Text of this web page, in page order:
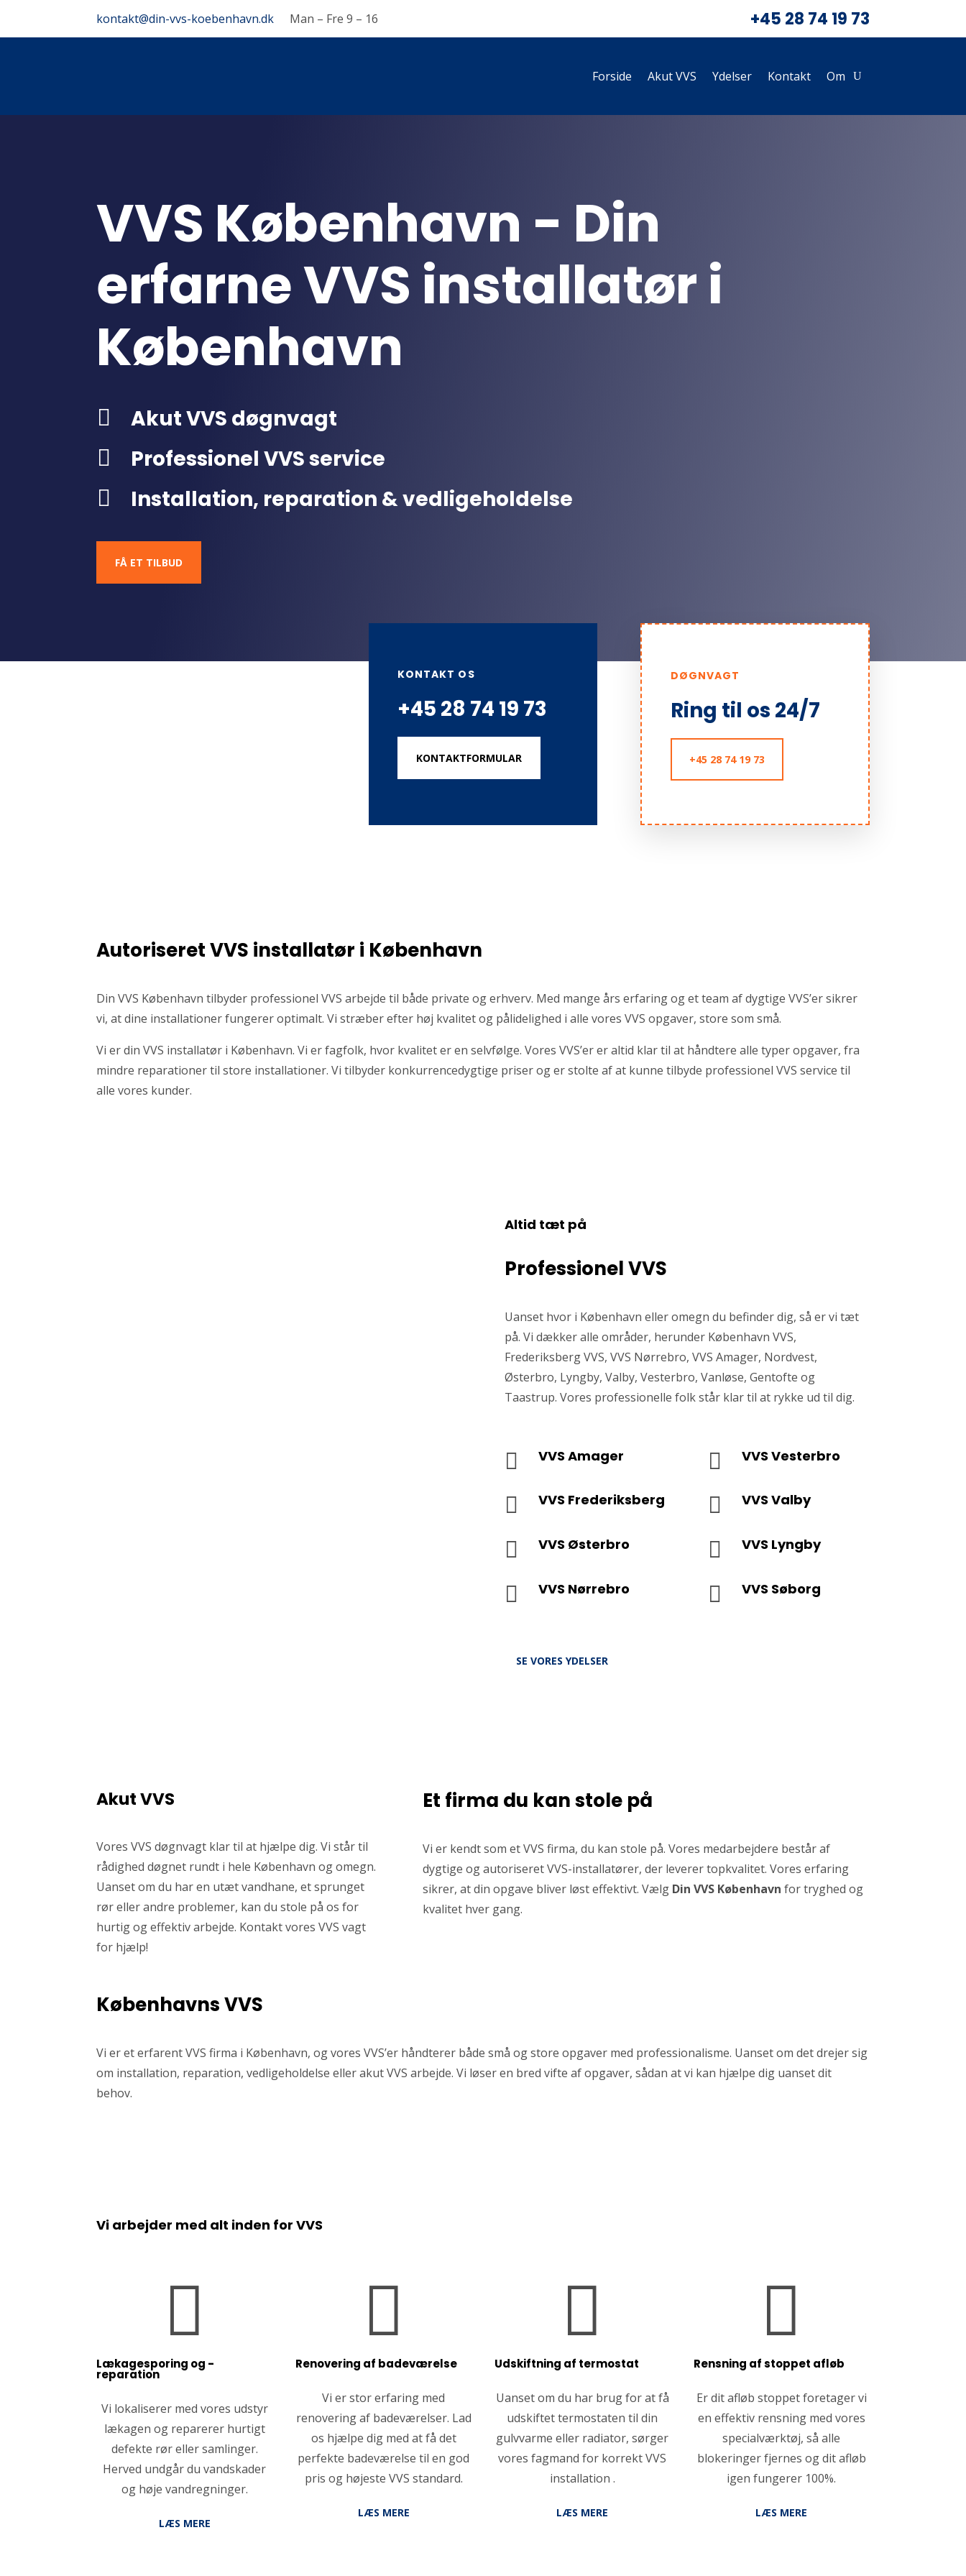
kontakt@din-vvs-koebenhavn.dk Man – Fre 9 – 16 +45 28 74 19 73
Forside Akut VVS Ydelser Kontakt Om
VVS København - Din
erfarne VVS installatør i
København
 Akut VVS døgnvagt
 Professionel VVS service
 Installation, reparation & vedligeholdelse
FÅ ET TILBUD
KONTAKT OS
+45 28 74 19 73
KONTAKTFORMULAR
DØGNVAGT
Ring til os 24/7
+45 28 74 19 73
Autoriseret VVS installatør i København
Din VVS København tilbyder professionel VVS arbejde til både private og erhverv. Med mange års erfaring og et team af dygtige VVS’er sikrer
vi, at dine installationer fungerer optimalt. Vi stræber efter høj kvalitet og pålidelighed i alle vores VVS opgaver, store som små.
Vi er din VVS installatør i København. Vi er fagfolk, hvor kvalitet er en selvfølge. Vores VVS’er er altid klar til at håndtere alle typer opgaver, fra
mindre reparationer til store installationer. Vi tilbyder konkurrencedygtige priser og er stolte af at kunne tilbyde professionel VVS service til
alle vores kunder.
Altid tæt på
Professionel VVS
Uanset hvor i København eller omegn du befinder dig, så er vi tæt
på. Vi dækker alle områder, herunder København VVS,
Frederiksberg VVS, VVS Nørrebro, VVS Amager, Nordvest,
Østerbro, Lyngby, Valby, Vesterbro, Vanløse, Gentofte og
Taastrup. Vores professionelle folk står klar til at rykke ud til dig.
 VVS Amager
 VVS Frederiksberg
 VVS Østerbro
 VVS Nørrebro
 VVS Vesterbro
 VVS Valby
 VVS Lyngby
 VVS Søborg
SE VORES YDELSER
Akut VVS
Vores VVS døgnvagt klar til at hjælpe dig. Vi står til
rådighed døgnet rundt i hele København og omegn.
Uanset om du har en utæt vandhane, et sprunget
rør eller andre problemer, kan du stole på os for
hurtig og effektiv arbejde. Kontakt vores VVS vagt
for hjælp!
Et firma du kan stole på
Vi er kendt som et VVS firma, du kan stole på. Vores medarbejdere består af
dygtige og autoriseret VVS-installatører, der leverer topkvalitet. Vores erfaring
sikrer, at din opgave bliver løst effektivt. Vælg Din VVS København for tryghed og
kvalitet hver gang.
Københavns VVS
Vi er et erfarent VVS firma i København, og vores VVS’er håndterer både små og store opgaver med professionalisme. Uanset om det drejer sig
om installation, reparation, vedligeholdelse eller akut VVS arbejde. Vi løser en bred vifte af opgaver, sådan at vi kan hjælpe dig uanset dit
behov.
Vi arbejder med alt inden for VVS

Lækagesporing og -
reparation
Vi lokaliserer med vores udstyr
lækagen og reparerer hurtigt
defekte rør eller samlinger.
Herved undgår du vandskader
og høje vandregninger.
LÆS MERE

Renovering af badeværelse
Vi er stor erfaring med
renovering af badeværelser. Lad
os hjælpe dig med at få det
perfekte badeværelse til en god
pris og højeste VVS standard.
LÆS MERE

Udskiftning af termostat
Uanset om du har brug for at få
udskiftet termostaten til din
gulvvarme eller radiator, sørger
vores fagmand for korrekt VVS
installation .
LÆS MERE

Rensning af stoppet afløb
Er dit afløb stoppet foretager vi
en effektiv rensning med vores
specialværktøj, så alle
blokeringer fjernes og dit afløb
igen fungerer 100%.
LÆS MERE